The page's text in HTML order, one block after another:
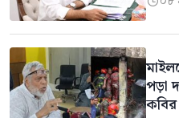
পড়া
কবির